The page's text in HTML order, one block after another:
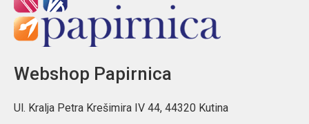
Webshop Papirnica
Ul. Kralja Petra Krešimira IV 44, 44320 Kutina